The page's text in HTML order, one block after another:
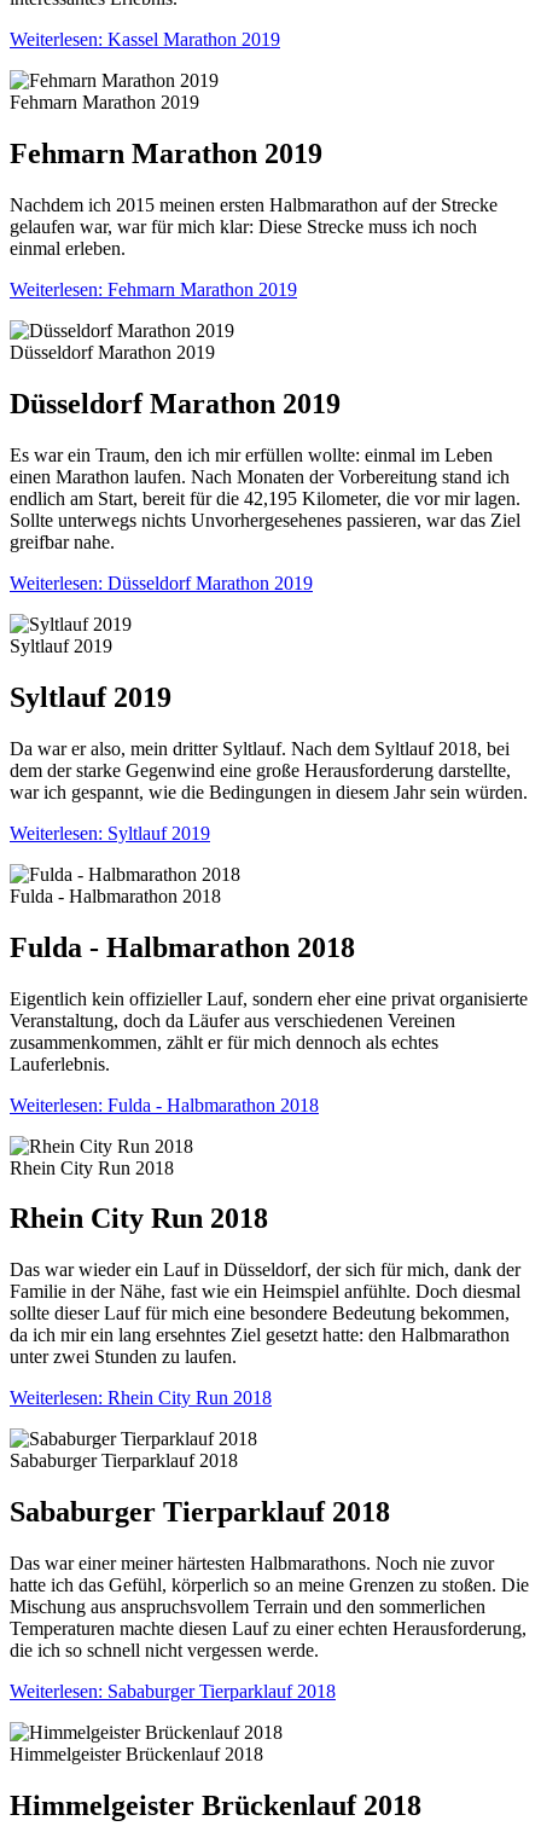
Weiterlesen: Kassel Marathon 2019
Fehmarn Marathon 2019
Fehmarn Marathon 2019
Nachdem ich 2015 meinen ersten Halbmarathon auf der Strecke
gelaufen war, war für mich klar: Diese Strecke muss ich noch
einmal erleben.
Weiterlesen: Fehmarn Marathon 2019
Düsseldorf Marathon 2019
Düsseldorf Marathon 2019
Es war ein Traum, den ich mir erfüllen wollte: einmal im Leben
einen Marathon laufen. Nach Monaten der Vorbereitung stand ich
endlich am Start, bereit für die 42,195 Kilometer, die vor mir lagen.
Sollte unterwegs nichts Unvorhergesehenes passieren, war das Ziel
greifbar nahe.
Weiterlesen: Düsseldorf Marathon 2019
Syltlauf 2019
Syltlauf 2019
Da war er also, mein dritter Syltlauf. Nach dem Syltlauf 2018, bei
dem der starke Gegenwind eine große Herausforderung darstellte,
war ich gespannt, wie die Bedingungen in diesem Jahr sein würden.
Weiterlesen: Syltlauf 2019
Fulda - Halbmarathon 2018
Fulda - Halbmarathon 2018
Eigentlich kein offizieller Lauf, sondern eher eine privat organisierte
Veranstaltung, doch da Läufer aus verschiedenen Vereinen
zusammenkommen, zählt er für mich dennoch als echtes
Lauferlebnis.
Weiterlesen: Fulda - Halbmarathon 2018
Rhein City Run 2018
Rhein City Run 2018
Das war wieder ein Lauf in Düsseldorf, der sich für mich, dank der
Familie in der Nähe, fast wie ein Heimspiel anfühlte. Doch diesmal
sollte dieser Lauf für mich eine besondere Bedeutung bekommen,
da ich mir ein lang ersehntes Ziel gesetzt hatte: den Halbmarathon
unter zwei Stunden zu laufen.
Weiterlesen: Rhein City Run 2018
Sababurger Tierparklauf 2018
Sababurger Tierparklauf 2018
Das war einer meiner härtesten Halbmarathons. Noch nie zuvor
hatte ich das Gefühl, körperlich so an meine Grenzen zu stoßen. Die
Mischung aus anspruchsvollem Terrain und den sommerlichen
Temperaturen machte diesen Lauf zu einer echten Herausforderung,
die ich so schnell nicht vergessen werde.
Weiterlesen: Sababurger Tierparklauf 2018
Himmelgeister Brückenlauf 2018
Himmelgeister Brückenlauf 2018